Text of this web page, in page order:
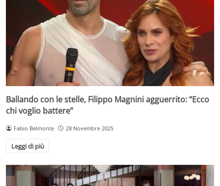
Ballando con le stelle, Filippo Magnini agguerrito: “Ecco
chi voglio battere”
Fabio Belmonte 28 Novembre 2025
Leggi di più